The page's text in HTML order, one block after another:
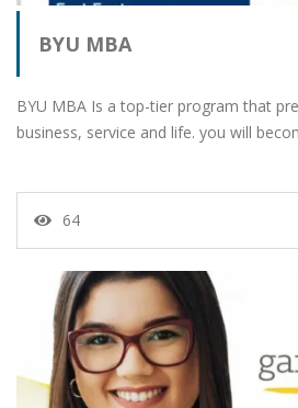
BYU MBA
BYU MBA Is a top-tier program that
business, service and life. you will
64